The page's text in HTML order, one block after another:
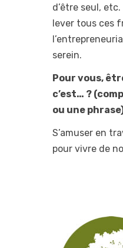
d’être seul,
lever tous ces
serein.
Pour vous,
c’est… ?
ou une
S’amuser en
pour vivre de